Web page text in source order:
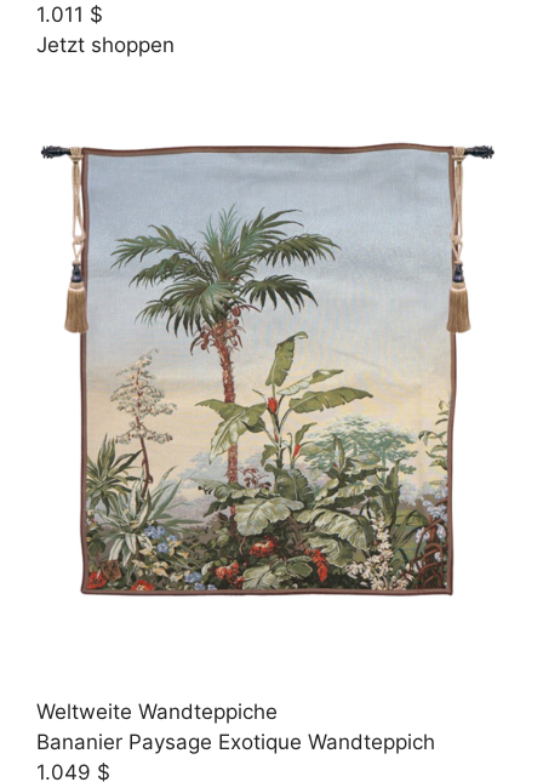
1.011 $
Jetzt shoppen
Weltweite Wandteppiche
Bananier Paysage Exotique Wandteppich
1.049 $